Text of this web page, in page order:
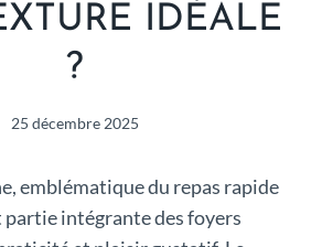
IDÉALE
?
25 décembre 2025
emblématique du repas rapide
intégrante des foyers